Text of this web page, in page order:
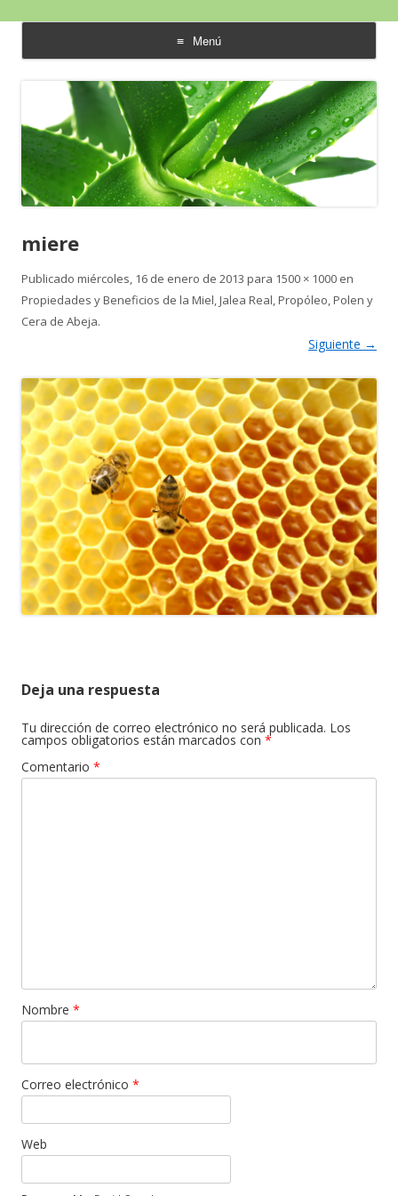
Aloe Vera y Calidad de Vida
Menú
saltar
contenido
miere
Publicado miércoles, 16 de enero de 2013 para 1500 × 1000 en
Propiedades y Beneficios de la Miel, Jalea Real, Propóleo, Polen y
Cera de Abeja.
Siguiente →
Deja una respuesta
Tu dirección de correo electrónico no será publicada. Los
campos obligatorios están marcados con *
Comentario *
Nombre *
Correo electrónico *
Web